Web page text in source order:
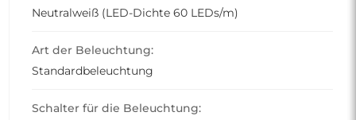
Neutralweiß (LED-Dichte 60 LEDs/m)
Art der Beleuchtung:
Standardbeleuchtung
Schalter für die Beleuchtung: